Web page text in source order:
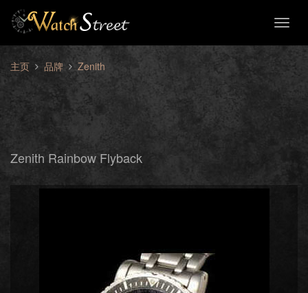
主页 品牌 Zenith
Zenith Rainbow Flyback